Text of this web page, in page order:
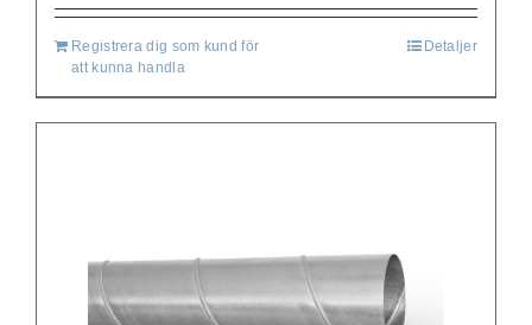
Registrera dig som kund för
att kunna handla
Detaljer